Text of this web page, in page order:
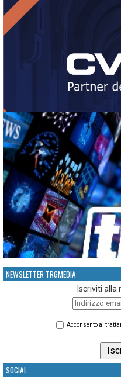
NEWSLETTER TRGMEDIA
Iscriviti
Acconsento al
SOCIAL